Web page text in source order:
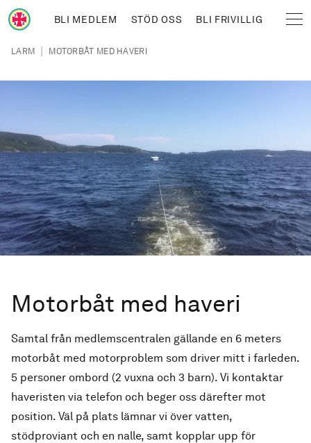
Hoppa till huvudinnehåll
BLI MEDLEM STÖD OSS BLI FRIVILLIG
Länkstig
LARM | MOTORBÅT MED HAVERI
Motorbåt med haveri
Samtal från medlemscentralen gällande en 6 meters
motorbåt med motorproblem som driver mitt i farleden.
5 personer ombord (2 vuxna och 3 barn). Vi kontaktar
haveristen via telefon och beger oss därefter mot
position. Väl på plats lämnar vi över vatten,
stödproviant och en nalle, samt kopplar upp för